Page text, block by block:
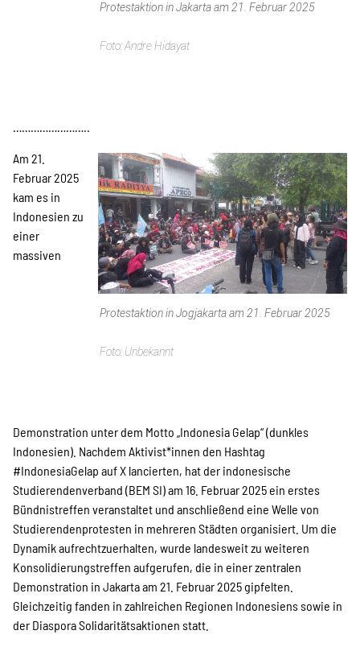
Protestaktion in Jakarta am 21. Februar 2025
Andre Hidayat
Protestaktion in Jogjakarta am 21. Februar 2025
Unbekannt
Am 21.
Februar 2025
kam es in
Indonesien zu
einer
massiven
Demonstration unter dem Motto „Indonesia Gelap“ (dunkles
Indonesien). Nachdem Aktivist*innen den Hashtag
#IndonesiaGelap auf X lancierten, hat der indonesische
Studierendenverband (BEM SI) am 16. Februar 2025 ein erstes
Bündnistreffen veranstaltet und anschließend eine Welle von
Studierendenprotesten in mehreren Städten organisiert. Um die
Dynamik aufrechtzuerhalten, wurde landesweit zu weiteren
Konsolidierungstreffen aufgerufen, die in einer zentralen
Demonstration in Jakarta am 21. Februar 2025 gipfelten.
Gleichzeitig fanden in zahlreichen Regionen Indonesiens sowie in
der Diaspora Solidaritätsaktionen statt.